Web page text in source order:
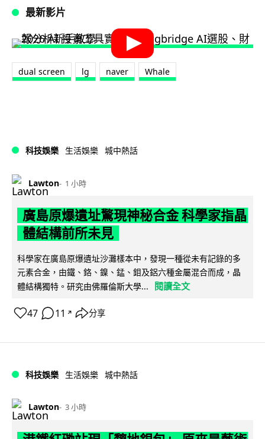
最新影片
dual screen lg naver Whale
科技娛樂 生活娛樂 城中熱話
Lawton 1 小時
廣島原爆遺址驚現神秘合金 科學家指晶
體結構前所未見
科學家在廣島原爆遺址沙灘樣本中，發現一種從未有記錄的多
元素合金，由鐵、鉻、鎳、錳、鉬及鋁六種金屬混合而成，晶
體結構獨特。研究由佛羅倫斯大學...
閱讀全文
47 11 ↗ 分享
科技娛樂 生活娛樂 城中熱話
Lawton 3 小時